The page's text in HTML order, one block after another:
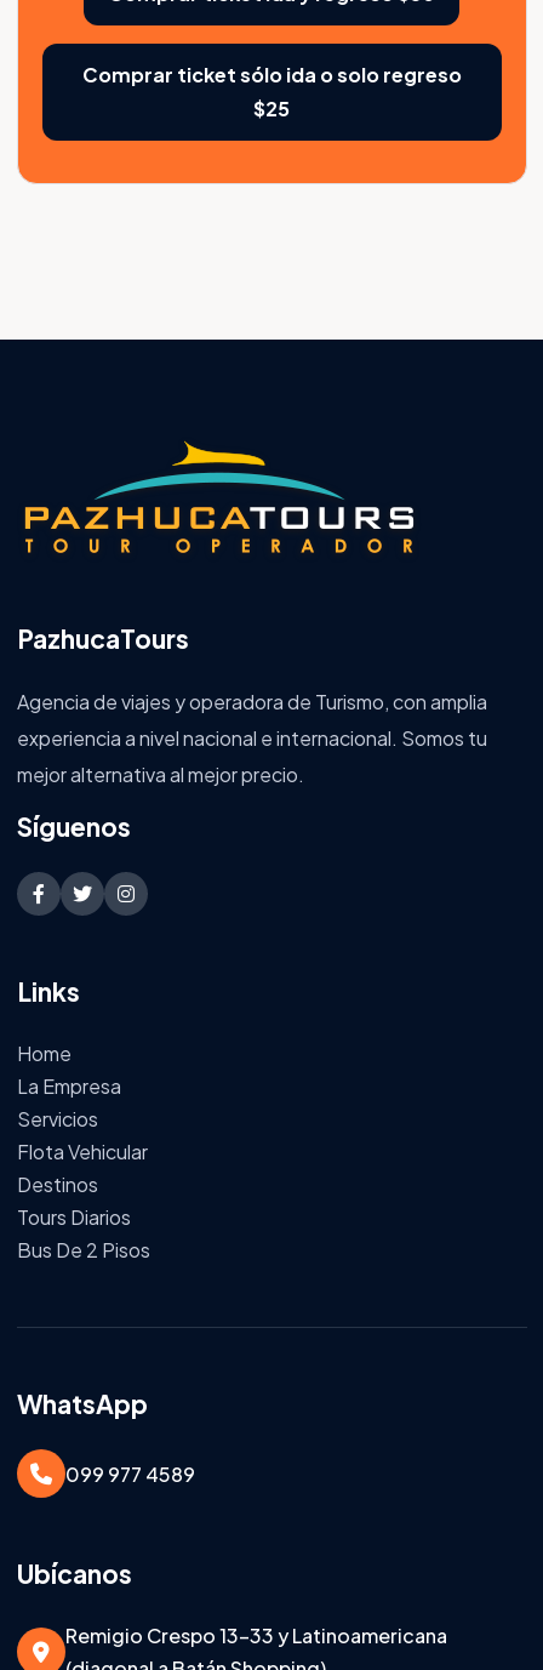
Comprar ticket sólo ida o solo regreso
$25
PazhucaTours
Agencia de viajes y operadora de Turismo, con amplia
experiencia a nivel nacional e internacional. Somos tu
mejor alternativa al mejor precio.
Síguenos
Links
Home
La Empresa
Servicios
Flota Vehicular
Destinos
Tours Diarios
Bus De 2 Pisos
WhatsApp
099 977 4589
Ubícanos
Remigio Crespo 13-33 y Latinoamericana